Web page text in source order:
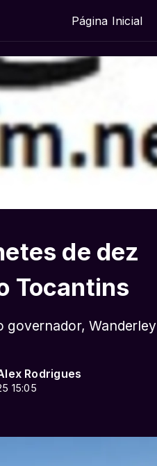
Página Inicial
de dez
Tocantins
governador, Wanderley
Rodrigues
15:05